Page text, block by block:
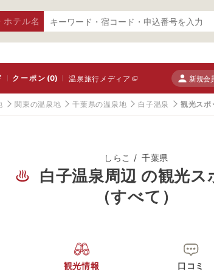
ホテル名
クーポン(0) 温泉旅行メディア 新規会
関東の温泉地 千葉県の温泉地 白子温泉 観光スポ
しらこ 千葉県
白子温泉周辺 の観光ス
（すべて）
観光情報 口コミ